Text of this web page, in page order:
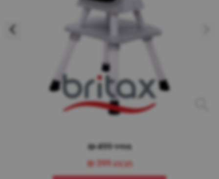
מחיר 499 ₪
מבצע399 ₪